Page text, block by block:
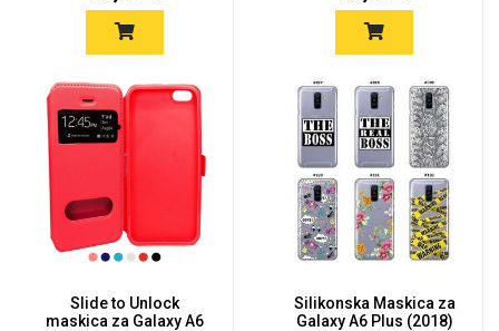
Slide to Unlock
maskica za Galaxy A6
Silikonska Maskica za
Galaxy A6 Plus (2018)